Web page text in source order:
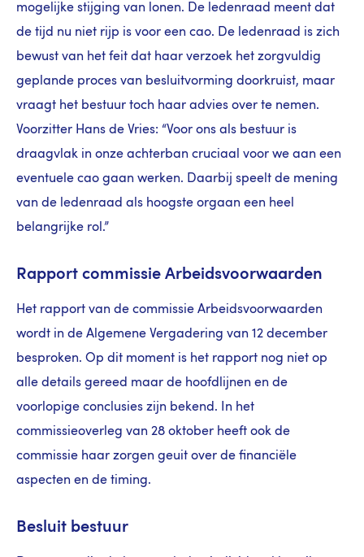
mogelijke stijging van lonen. De ledenraad meent dat
de tijd nu niet rijp is voor een cao. De ledenraad is zich
bewust van het feit dat haar verzoek het zorgvuldig
geplande proces van besluitvorming doorkruist, maar
vraagt het bestuur toch haar advies over te nemen.
Voorzitter Hans de Vries: “Voor ons als bestuur is
draagvlak in onze achterban cruciaal voor we aan een
eventuele cao gaan werken. Daarbij speelt de mening
van de ledenraad als hoogste orgaan een heel
belangrijke rol.”
Rapport commissie Arbeidsvoorwaarden
Het rapport van de commissie Arbeidsvoorwaarden
wordt in de Algemene Vergadering van 12 december
besproken. Op dit moment is het rapport nog niet op
alle details gereed maar de hoofdlijnen en de
voorlopige conclusies zijn bekend. In het
commissieoverleg van 28 oktober heeft ook de
commissie haar zorgen geuit over de financiële
aspecten en de timing.
Besluit bestuur